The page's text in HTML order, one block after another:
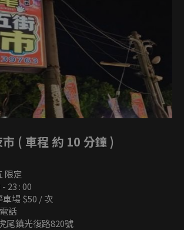
( 車程 約 10 分鐘 )
限定
23 : 00
場 $50 / 次
話
尾鎮光復路820號